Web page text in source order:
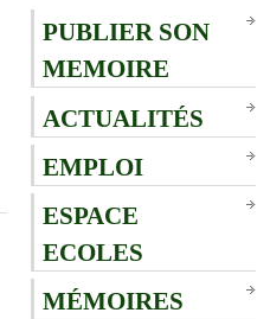
PUBLIER SON
MEMOIRE
ACTUALITÉS
EMPLOI
ESPACE
ECOLES
MÉMOIRES